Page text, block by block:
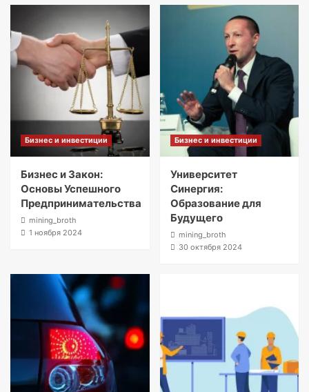
Бизнес и инвестиции
Бизнес и Закон:
Основы Успешного
Предпринимательства
mining_broth
1 ноября 2024
Бизнес и инвестиции
Университет
Синергия:
Образование для
Будущего
mining_broth
30 октября 2024